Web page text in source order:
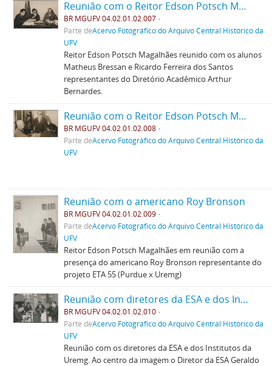
Reunião com o Reitor Edson Potsch Magalhães
BR MGUFV 04.02.01.02.007
Parte deAcervo Fotográfico do Arquivo Central Histórico da
UFV
Reitor Edson Potsch Magalhães reunido com os alunos
Matheus Bressan e Ricardo Ferreira dos Santos
representantes do Diretório Acadêmico Arthur
Bernardes.
Reunião com o Reitor Edson Potsch Magalhães
BR MGUFV 04.02.01.02.008
Parte deAcervo Fotográfico do Arquivo Central Histórico da
UFV
Reunião com o americano Roy Bronson
BR MGUFV 04.02.01.02.009
Parte deAcervo Fotográfico do Arquivo Central Histórico da
UFV
Reitor Edson Potsch Magalhães em reunião com a
presença do americano Roy Bronson representante do
projeto ETA 55 (Purdue x Uremg)
Reunião com diretores da ESA e dos Institutos
BR MGUFV 04.02.01.02.010
Parte deAcervo Fotográfico do Arquivo Central Histórico da
UFV
Reunião com os diretores da ESA e dos Institutos da
Uremg. Ao centro da imagem o Diretor da ESA Geraldo